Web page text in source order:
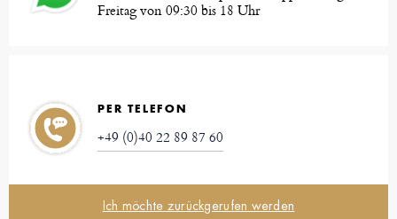
Freitag von 09:30 bis 18 Uhr
PER TELEFON
+49 (0)40 22 89 87 60
Ich möchte zurückgerufen werden